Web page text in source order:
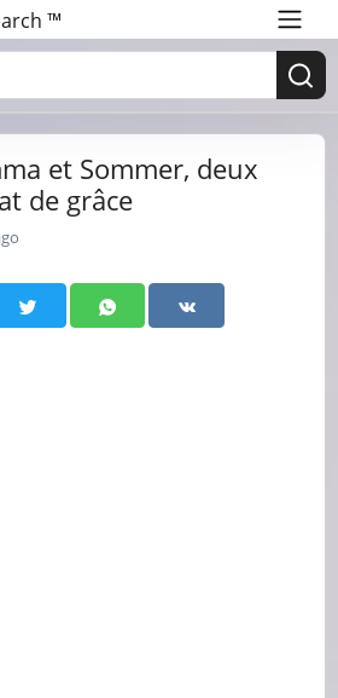
et Sommer, deux
de grâce